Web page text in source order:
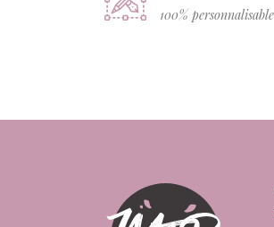
100% personnalisable